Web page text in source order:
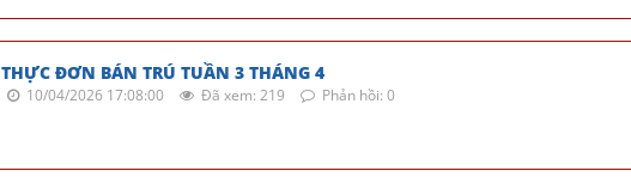
THỰC ĐƠN BÁN TRÚ TUẦN 3 THÁNG 4
10/04/2026 17:08:00 Đã xem: 219 Phản hồi: 0